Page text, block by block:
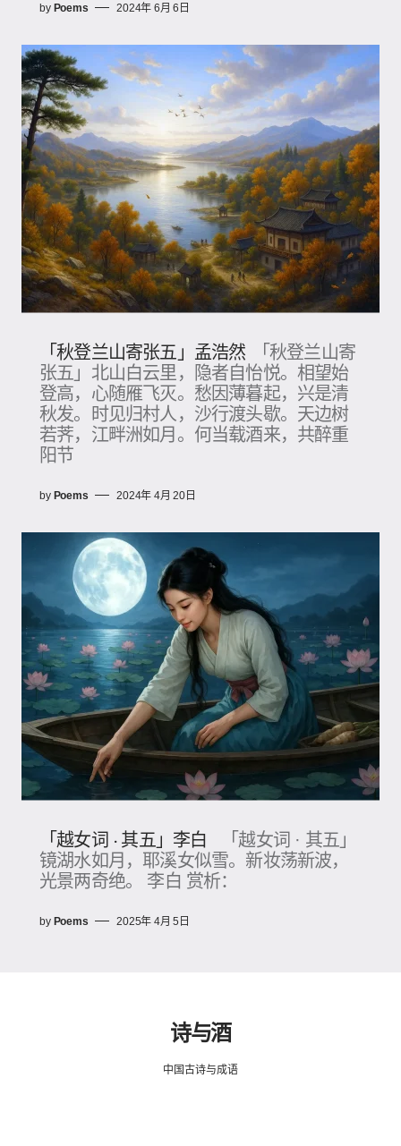
by Poems 2024年 6月 6日
「秋登兰山寄张五」孟浩然
「秋登兰山寄
张五」北山白云里，隐者自怡悦。相望始
登高，心随雁飞灭。愁因薄暮起，兴是清
秋发。时见归村人，沙行渡头歇。天边树
若荠，江畔洲如月。何当载酒来，共醉重
阳节
by Poems 2024年 4月 20日
「越女词 · 其五」李白
「越女词 · 其五」
镜湖水如月，耶溪女似雪。新妆荡新波，
光景两奇绝。 李白 赏析：
by Poems 2025年 4月 5日
诗与酒
中国古诗与成语